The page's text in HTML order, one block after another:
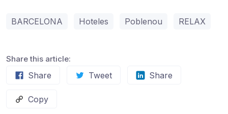
BARCELONA Hoteles Poblenou RELAX
Share this article:
Share Tweet Share
Copy